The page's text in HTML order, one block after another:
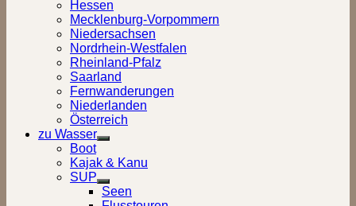
Hessen
Mecklenburg-Vorpommern
Niedersachsen
Nordrhein-Westfalen
Rheinland-Pfalz
Saarland
Fernwanderungen
Niederlanden
Österreich
zu Wasser
Show
sub
menu
Boot
Kajak & Kanu
SUP
Show
sub
Seen